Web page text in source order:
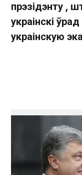
прэзідэнту ,
украінскі
украінскую